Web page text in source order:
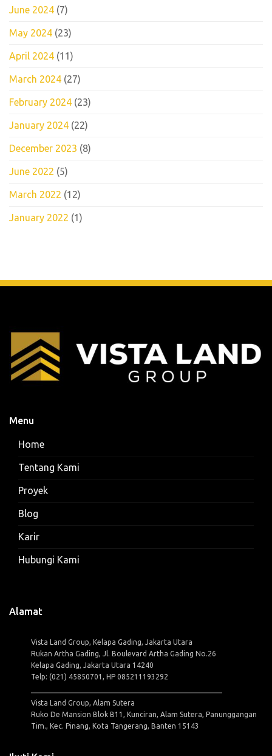
June 2024 (7)
May 2024 (23)
April 2024 (11)
March 2024 (27)
February 2024 (23)
January 2024 (22)
December 2023 (8)
June 2022 (5)
March 2022 (12)
January 2022 (1)
Menu
Home
Tentang Kami
Proyek
Blog
Karir
Hubungi Kami
Alamat
Vista Land Group, Kelapa Gading, Jakarta Utara
Rukan Artha Gading, Jl. Boulevard Artha Gading No.26
Kelapa Gading, Jakarta Utara 14240
Telp: (021) 45850701, HP 085211193292
Vista Land Group, Alam Sutera
Ruko De Mansion Blok B11, Kunciran, Alam Sutera, Panunggangan
Tim., Kec. Pinang, Kota Tangerang, Banten 15143